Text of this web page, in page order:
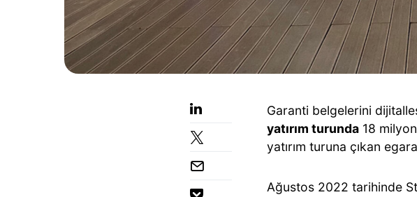
Garanti belgelerini
yatırım turunda 18
yatırım turuna çıkan
Ağustos 2022 tarihinde